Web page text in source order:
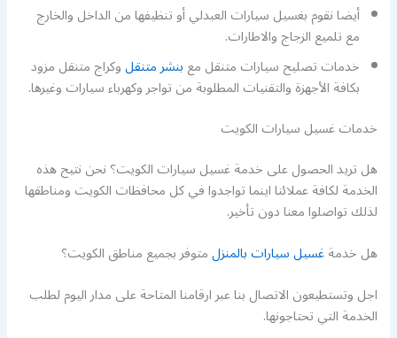
أيضا نقوم بغسيل سيارات العبدلي أو تنظيفها من الداخل والخارج
مع تلميع الزجاج والاطارات.
خدمات تصليح سيارات متنقل معبنشر متنقلوكراج متنقل مزود
بكافة الأجهزة والتقنيات المطلوبة من تواجر وكهرباء سيارات وغيرها.
خدمات غسيل سيارات الكويت
هل تريد الحصول على خدمة غسيل سيارات الكويت؟ نحن نتيح هذه
الخدمة لكافة عملائنا اينما تواجدوا في كل محافظات الكويت ومناطقها
لذلك تواصلوا معنا دون تأخير.
هل خدمةغسيل سيارات بالمنزلمتوفر بجميع مناطق الكويت؟
اجل وتستطيعون الاتصال بنا عبر ارقامنا المتاحة على مدار اليوم لطلب
الخدمة التي تحتاجونها.